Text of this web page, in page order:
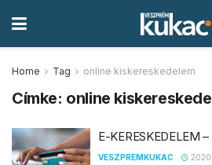
Home Tag online kiskereskedelem
Címke: online
E-KERESKEDELEM
VESZPREMKUKAC